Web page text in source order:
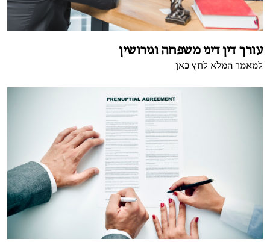
עורך דין דיני משפחה וגירושין
למאמר המלא לחץ כאן